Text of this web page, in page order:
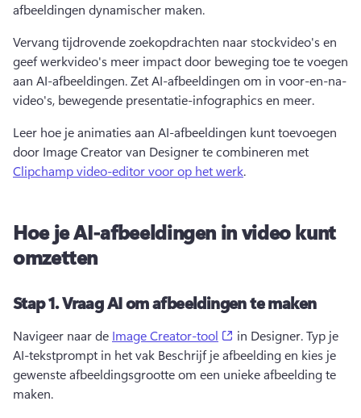
afbeeldingen dynamischer maken.
Vervang tijdrovende zoekopdrachten naar stockvideo's en
geef werkvideo's meer impact door beweging toe te voegen
aan AI-afbeeldingen. Zet AI-afbeeldingen om in voor-en-na-
video's, bewegende presentatie-infographics en meer.
Leer hoe je animaties aan AI-afbeeldingen kunt toevoegen
door Image Creator van Designer te combineren met
Clipchamp video-editor voor op het werk.
Hoe je AI-afbeeldingen in video kunt
omzetten
Stap 1.Vraag AI om afbeeldingen te maken
Navigeer naar de Image Creator-tool (opens in a new tab)
in Designer. Typ je
AI-tekstprompt in het vak Beschrijf je afbeelding en kies je
gewenste afbeeldingsgrootte om een unieke afbeelding te
maken.